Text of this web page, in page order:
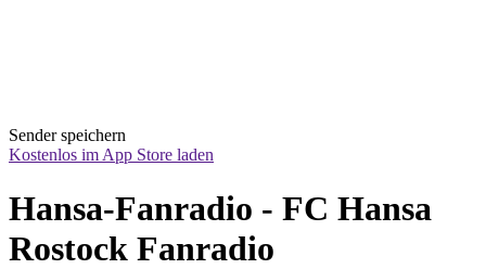
Sender speichern
Kostenlos im App Store laden
Hansa-Fanradio - FC Hansa
Rostock Fanradio